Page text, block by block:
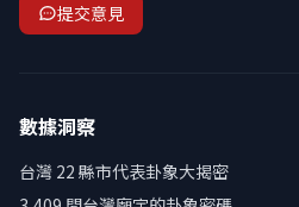
提交意見
數據洞察
台灣 22 縣市代表卦象大揭密